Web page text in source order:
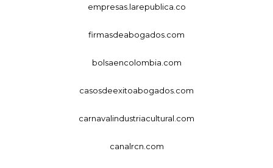
empresas.larepublica.co
firmasdeabogados.com
bolsaencolombia.com
casosdeexitoabogados.com
carnavalindustriacultural.com
canalrcn.com